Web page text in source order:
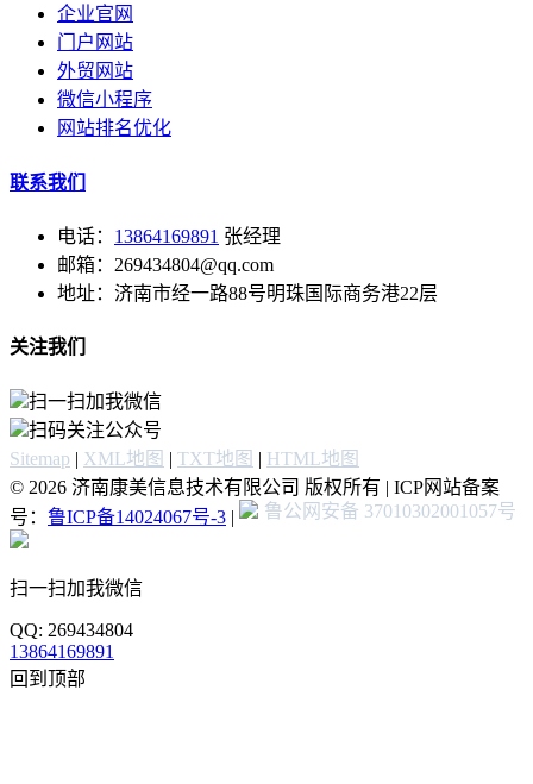
企业官网
门户网站
外贸网站
微信小程序
网站排名优化
联系我们
电话： 13864169891 张经理
邮箱：269434804@qq.com
地址：济南市经一路88号明珠国际商务港22层
关注我们
扫一扫加我微信
扫码关注公众号
Sitemap | XML地图 | TXT地图 | HTML地图
© 2026 济南康美信息技术有限公司 版权所有 | ICP网站备案
号： 鲁ICP备14024067号-3 | 鲁公网安备 37010302001057号
扫一扫加我微信
QQ: 269434804
13864169891
回到顶部